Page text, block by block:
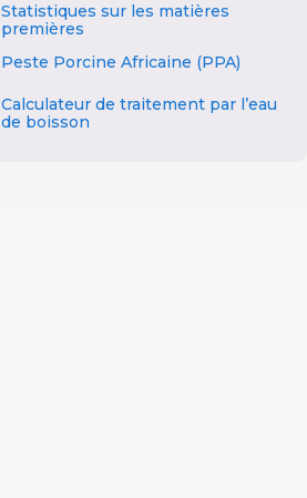
Statistiques sur les matières
premières
Peste Porcine Africaine (PPA)
Calculateur de traitement par l’eau
de boisson